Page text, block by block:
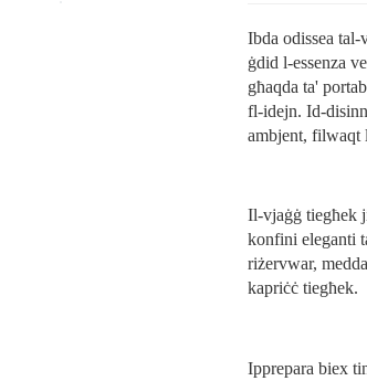
Ibda odissea
ġdid l-essenza
għaqda ta'
fl-idejn. Id-
ambjent,
Il-vjaġġ tiegħek
konfini eleganti
riżervwar,
kapriċċ tiegħek.
Ipprepara biex